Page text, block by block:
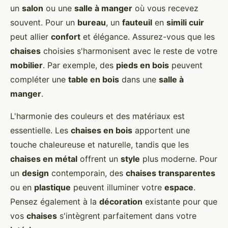
un salon ou une salle à manger où vous recevez
souvent. Pour un bureau, un fauteuil en simili cuir
peut allier confort et élégance. Assurez-vous que les
chaises choisies s'harmonisent avec le reste de votre
mobilier. Par exemple, des pieds en bois peuvent
compléter une table en bois dans une salle à
manger.
L'harmonie des couleurs et des matériaux est
essentielle. Les chaises en bois apportent une
touche chaleureuse et naturelle, tandis que les
chaises en métal offrent un style plus moderne. Pour
un design contemporain, des chaises transparentes
ou en plastique peuvent illuminer votre espace.
Pensez également à la décoration existante pour que
vos chaises s'intègrent parfaitement dans votre